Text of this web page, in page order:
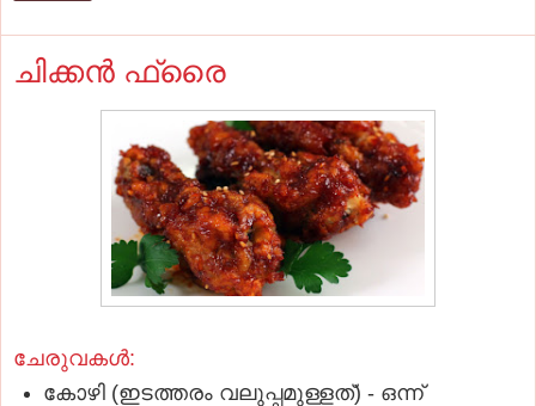
ചിക്കന്‍ ഫ്രൈ
ചേരുവകൾ:
കോഴി (ഇടത്തരം വലുപ്പമുള്ളത്) - ഒന്ന്